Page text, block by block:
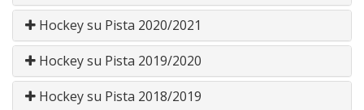
Hockey su Pista 2020/2021
Hockey su Pista 2019/2020
Hockey su Pista 2018/2019